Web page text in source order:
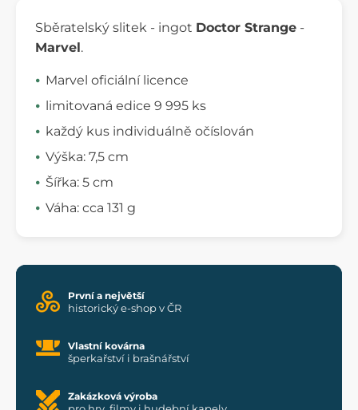
Sběratelský slitek - ingot Doctor Strange -
Marvel.
Marvel oficiální licence
limitovaná edice 9 995 ks
každý kus individuálně očíslován
Výška: 7,5 cm
Šířka: 5 cm
Váha: cca 131 g
První a největší
historický e-shop v ČR
Vlastní kovárna
šperkařství i brašnářství
Zakázková výroba